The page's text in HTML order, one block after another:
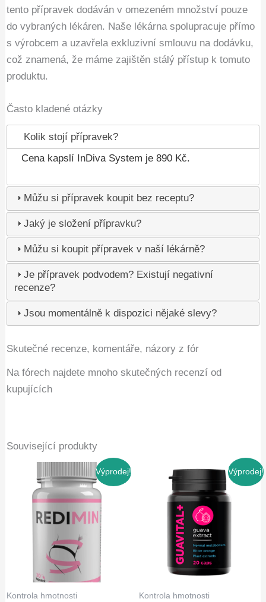
tento přípravek dodáván v omezeném množství pouze
do vybraných lékáren. Naše lékárna spolupracuje přímo
s výrobcem a uzavřela exkluzivní smlouvu na dodávku,
což znamená, že máme zajištěn stálý přístup k tomuto
produktu.
Často kladené otázky
Kolik stojí přípravek?
Cena kapslí InDiva System je 890 Kč.
Můžu si přípravek koupit bez receptu?
Jaký je složení přípravku?
Můžu si koupit přípravek v naší lékárně?
Je přípravek podvodem? Existují negativní
recenze?
Jsou momentálně k dispozici nějaké slevy?
Skutečné recenze, komentáře, názory z fór
Na fórech najdete mnoho skutečných recenzí od
kupujících
Související produkty
Výprodej!
Kontrola hmotnosti
Výprodej!
Kontrola hmotnosti